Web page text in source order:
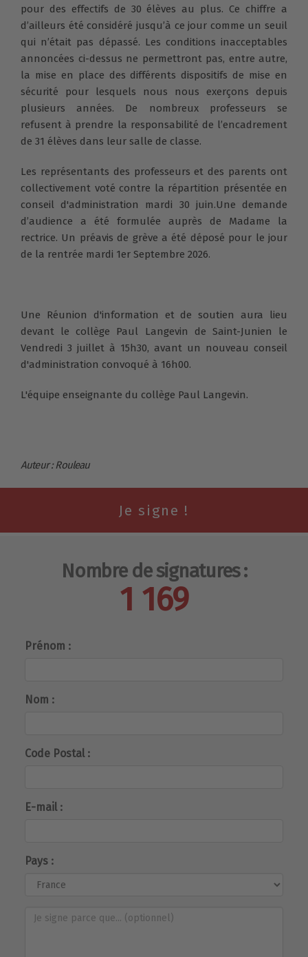
pour des effectifs de 30 élèves au plus. Ce chiffre a
d’ailleurs été considéré jusqu’à ce jour comme un seuil
qui n’était pas dépassé. Les conditions inacceptables
annoncées ci-dessus ne permettront pas, entre autre,
la mise en place des différents dispositifs de mise en
sécurité pour lesquels nous nous exerçons depuis
plusieurs années. De nombreux professeurs se
refusent à prendre la responsabilité de l’encadrement
de 31 élèves dans leur salle de classe.
Les représentants des professeurs et des parents ont
collectivement voté contre la répartition présentée en
conseil d'administration mardi 30 juin.Une demande
d’audience a été formulée auprès de Madame la
rectrice. Un préavis de grève a été déposé pour le jour
de la rentrée mardi 1er Septembre 2026.
Une Réunion d'information et de soutien aura lieu
devant le collège Paul Langevin de Saint-Junien le
Vendredi 3 juillet à 15h30, avant un nouveau conseil
d'administration convoqué à 16h00.
L'équipe enseignante du collège Paul Langevin.
Auteur : Rouleau
Nombre de signatures :
1 169
Prénom :
Nom :
Code Postal :
E-mail :
Pays :